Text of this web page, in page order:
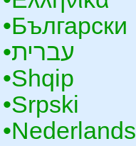
•‎Български
•‎עברית
•‎Shqip
•‎Srpski
•‎Nederlands